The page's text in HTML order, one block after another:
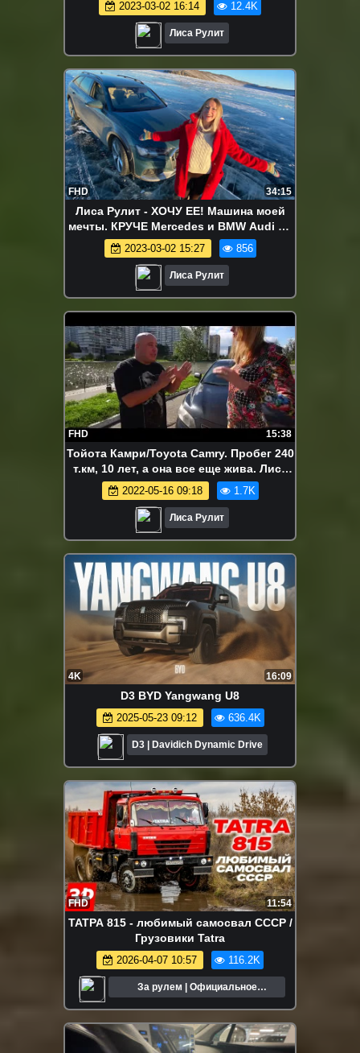
2023-03-02 16:14 12.4K
Лиса Рулит
FHD 34:15
Лиса Рулит - ХОЧУ ЕЕ! Машина моей
мечты. КРУЧЕ Mercedes и BMW Audi A6
Allroad Quattro
2023-03-02 15:27 856
Лиса Рулит
FHD 15:38
Тойота Камри/Toyota Camry. Пробег 240
т.км, 10 лет, а она все еще жива. Лиса
Рулит.
2022-05-16 09:18 1.7K
Лиса Рулит
4K 16:09
D3 BYD Yangwang U8
2025-05-23 09:12 636.4K
D3 | Davidich Dynamic Drive
FHD 11:54
ТАТРА 815 - любимый самосвал СССР /
Грузовики Tatra
2026-04-07 10:57 116.2K
За рулем | Официальное